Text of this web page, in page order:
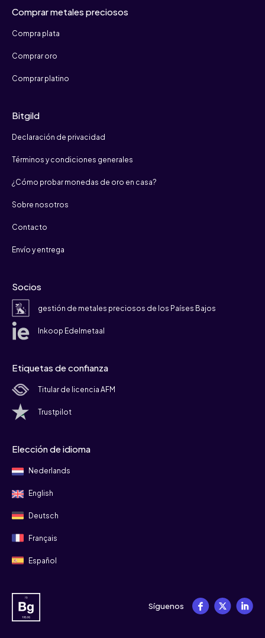
Comprar metales preciosos
Compra plata
Comprar oro
Comprar platino
Bitgild
Declaración de privacidad
Términos y condiciones generales
¿Cómo probar monedas de oro en casa?
Sobre nosotros
Contacto
Envío y entrega
Socios
gestión de metales preciosos de los Países Bajos
Inkoop Edelmetaal
Etiquetas de confianza
Titular de licencia AFM
Trustpilot
Elección de idioma
Nederlands
English
Deutsch
Français
Español
Síguenos